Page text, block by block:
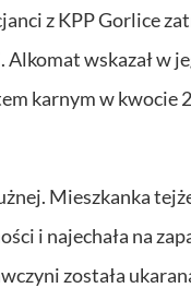
z KPP Gorlice
wskazał w
karnym w kwocie
Mieszkanka
i najechała na
została